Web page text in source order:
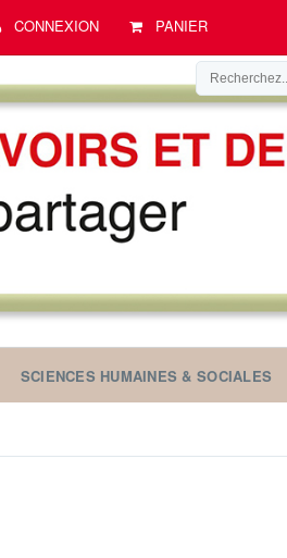
CONNEXION PANIER
SCIENCES HUMAINES & SOCIALES